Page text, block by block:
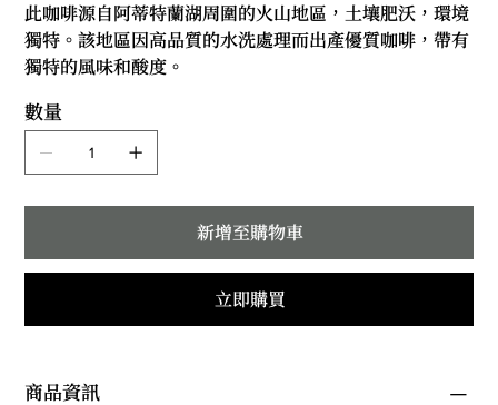
$650.00
此咖啡源自阿蒂特蘭湖周圍的火山地區，土壤肥沃，環境
獨特。該地區因高品質的水洗處理而出產優質咖啡，帶有
獨特的風味和酸度。
數量
新增至購物車
立即購買
商品資訊